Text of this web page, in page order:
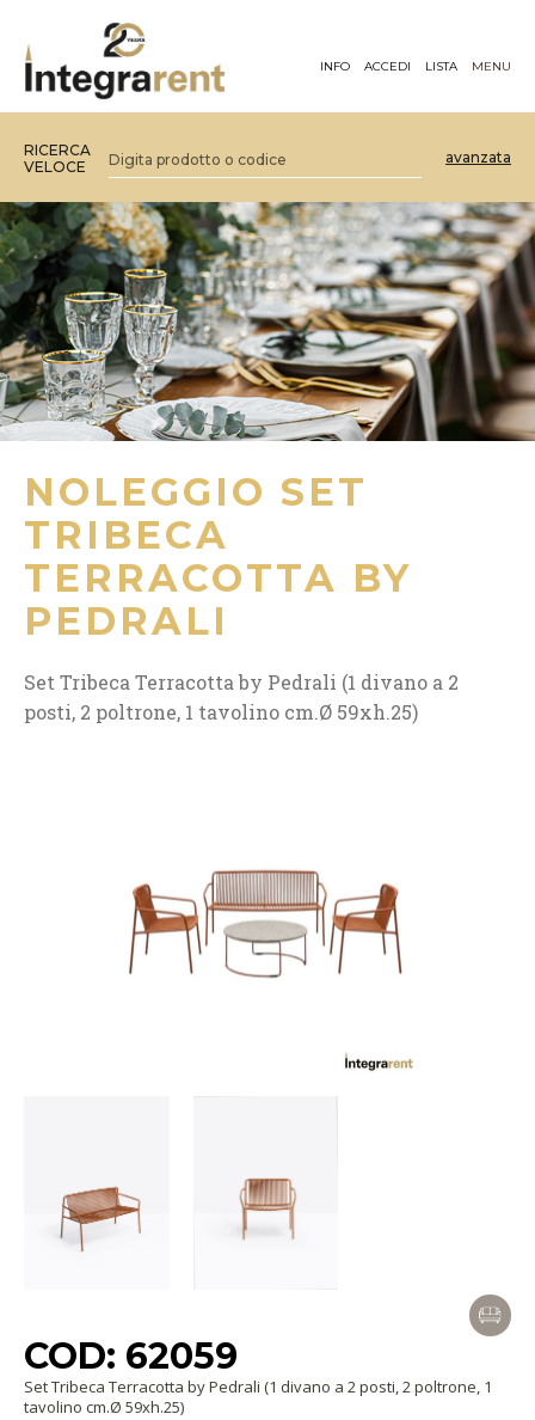
INFO ACCEDI LISTA MENU
RICERCA
VELOCE
avanzata
NOLEGGIO SET
TRIBECA
TERRACOTTA BY
PEDRALI
Set Tribeca Terracotta by Pedrali (1 divano a 2
posti, 2 poltrone, 1 tavolino cm.Ø 59xh.25)
COD: 62059
Set Tribeca Terracotta by Pedrali (1 divano a 2 posti, 2 poltrone, 1
tavolino cm.Ø 59xh.25)